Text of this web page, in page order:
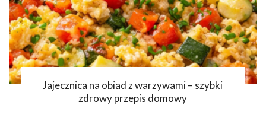
Jajecznica na obiad z warzywami – szybki
zdrowy przepis domowy